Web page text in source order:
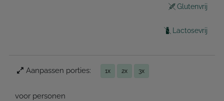
Glutenvrij
Lactosevrij
Aanpassen porties: 1x 2x 3x
voor personen